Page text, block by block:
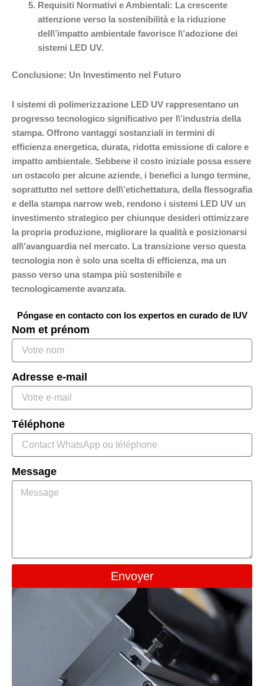
Requisiti Normativi e Ambientali: La crescente
attenzione verso la sostenibilità e la riduzione
dell\’impatto ambientale favorisce l\’adozione dei
sistemi LED UV.
Conclusione: Un Investimento nel Futuro
I sistemi di polimerizzazione LED UV rappresentano un
progresso tecnologico significativo per l\’industria della
stampa. Offrono vantaggi sostanziali in termini di
efficienza energetica, durata, ridotta emissione di calore e
impatto ambientale. Sebbene il costo iniziale possa essere
un ostacolo per alcune aziende, i benefici a lungo termine,
soprattutto nel settore dell\’etichettatura, della flessografia
e della stampa narrow web, rendono i sistemi LED UV un
investimento strategico per chiunque desideri ottimizzare
la propria produzione, migliorare la qualità e posizionarsi
all\’avanguardia nel mercato. La transizione verso questa
tecnologia non è solo una scelta di efficienza, ma un
passo verso una stampa più sostenibile e
tecnologicamente avanzata.
Póngase en contacto con los expertos en curado de IUV
Nom et prénom
Adresse e-mail
Téléphone
Message
Envoyer